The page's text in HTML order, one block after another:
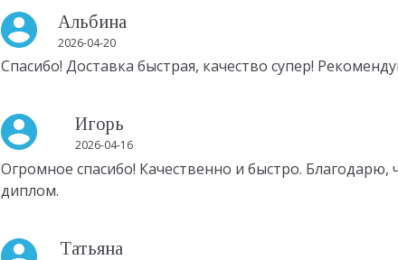
Альбина
2026-04-20
Спасибо! Доставка быстрая, качество супер!
Игорь
2026-04-16
Огромное спасибо! Качественно и быстро.
диплом.
Татьяна